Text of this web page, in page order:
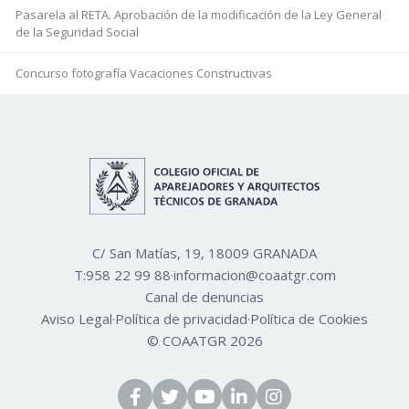
Pasarela al RETA. Aprobación de la modificación de la Ley General
de la Seguridad Social
Concurso fotografía Vacaciones Constructivas
C/ San Matías, 19, 18009 GRANADA
T:958 22 99 88·informacion@coaatgr.com
Canal de denuncias
Aviso Legal·Política de privacidad·Política de Cookies
© COAATGR 2026